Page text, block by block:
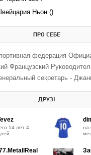
Ньон ()
ПРО СЕБЕ
федерация
Французский
секретарь -
ДРУЗІ
14 лет 4
на